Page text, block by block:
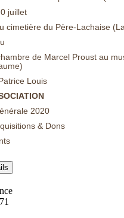
juillet
cimetière du Père-Lachaise
de Marcel Proust au
Louis
2020
& Dons